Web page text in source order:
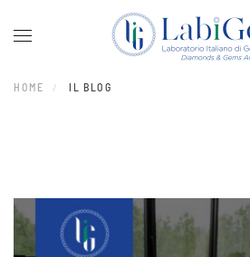
Skip to main content
HOME IL BLOG